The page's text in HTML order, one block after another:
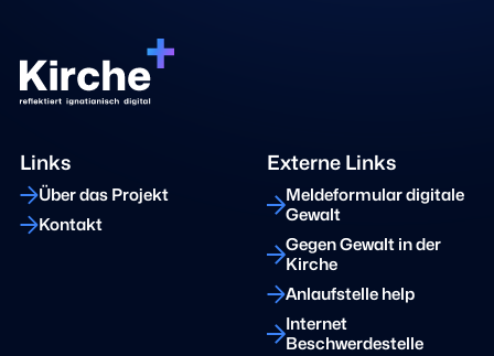
Links
Über das Projekt
Kontakt
Externe Links
Meldeformular digitale
Gewalt
Gegen Gewalt in der
Kirche
Anlaufstelle help
Internet
Beschwerdestelle